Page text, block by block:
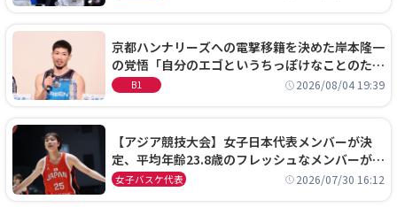
京都ハンナリーズへの電撃移籍を決めた岸本隆一
の覚悟「自分のエゴというちっぽけなことのため
に、京都に来たわけではない」
B1 2026/08/04 19:39
【アジア競技大会】女子日本代表メンバーが決
定、平均年齢23.8歳のフレッシュなメンバーが日
本開催の大舞台で頂点を狙う
女子バスケ代表 2026/07/30 16:12